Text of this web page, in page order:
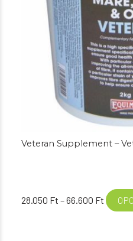
Veteran Supplement –
28.050 Ft –66.600 Ft